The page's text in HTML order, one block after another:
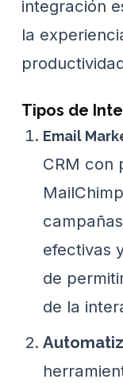
integración
la
Tipos de
Email
CRM con
efectivas
de
de la